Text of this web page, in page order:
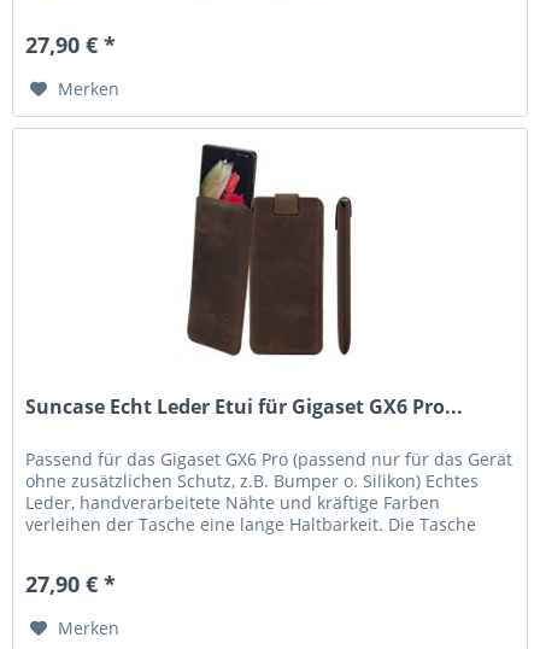
27,90 € *
Merken
Suncase Echt Leder Etui für Gigaset GX6 Pro...
Passend für das Gigaset GX6 Pro (passend nur für das Gerät
ohne zusätzlichen Schutz, z.B. Bumper o. Silikon) Echtes
Leder, handverarbeitete Nähte und kräftige Farben
verleihen der Tasche eine lange Haltbarkeit. Die Tasche
27,90 € *
Merken